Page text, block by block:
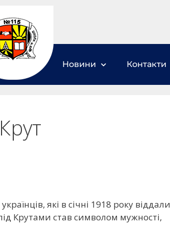
Новини Контакти
які в січні 1918 року віддали
Крутами став символом мужності,